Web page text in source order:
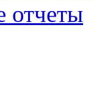
отчеты